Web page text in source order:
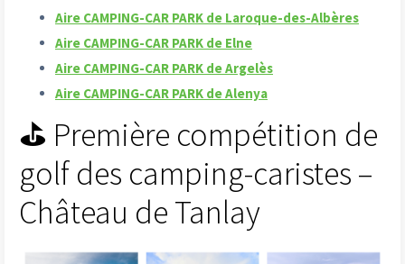
Aire CAMPING-CAR PARK de Laroque-des-Albères
Aire CAMPING-CAR PARK de Elne
Aire CAMPING-CAR PARK de Argelès
Aire CAMPING-CAR PARK de Alenya
⛳ Première compétition de
golf des camping-caristes –
Château de Tanlay